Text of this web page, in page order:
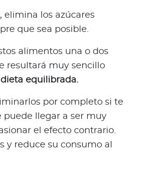
elimina los azúcares
que sea posible.
alimentos una o dos
resultará muy sencillo
equilibrada.
por completo si te
puede llegar a ser muy
el efecto contrario.
y reduce su consumo al